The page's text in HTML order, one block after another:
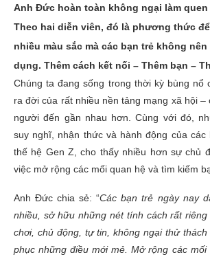
Anh Đức hoàn toàn không ngại làm quen
Theo hai diễn viên, đó là phương thức
nhiều màu sắc mà các bạn trẻ không
dụng. Thêm cách kết nối – Thêm bạn –
Chúng ta đang sống trong thời kỳ bùng nổ
ra đời của rất nhiều nền tảng mạng xã hội –
người đến gần nhau hơn. Cùng với đó,
suy nghĩ, nhận thức và hành động của các
thế hệ Gen Z, cho thấy nhiều hơn sự chủ
việc mở rộng các mối quan hệ và tìm kiếm
Anh Đức chia sẻ: “Các bạn trẻ ngày nay
nhiều, sở hữu những nét tính cách rất
chơi, chủ động, tự tin, không ngại thử thách
phục những điều mới mẻ. Mở rộng các mối